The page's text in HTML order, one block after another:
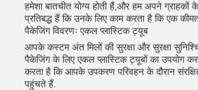
हमेशा बातचीत योग्य होती हैं,और हम अपने
प्रतिबद्ध हैं कि उनके लिए काम करता है कि एक
पैकेजिंग विवरणः एकल प्लास्टिक ट्यूब
आपके कस्टम अंत मिलों की सुरक्षा और सुरक्षा
पैकेजिंग के लिए एकल प्लास्टिक ट्यूबों का उपयोग
करता है कि आपके उपकरण परिवहन के दौरान
पहुंचते हैं.